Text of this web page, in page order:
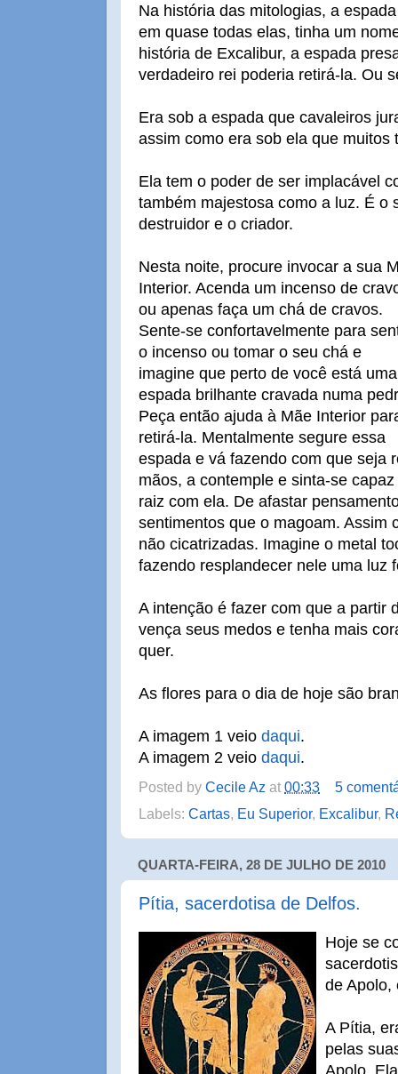
Na história das mitologias, a
em quase todas elas, tinha um
história de Excalibur, a espada
verdadeiro rei poderia retirá-la. Ou
Era sob a espada que cavaleiros
assim como era sob ela que muitos
Ela tem o poder de ser implacável
também majestosa como a luz. É o
destruidor e o criador.
Nesta noite, procure invocar a sua
Interior. Acenda um incenso de
ou apenas faça um chá de cravos.
Sente-se confortavelmente para
o incenso ou tomar o seu chá e
imagine que perto de você está uma
espada brilhante cravada numa
Peça então ajuda à Mãe Interior
retirá-la. Mentalmente segure essa
espada e vá fazendo com que seja
mãos, a contemple e sinta-se
raiz com ela. De afastar
sentimentos que o magoam. Assim
não cicatrizadas. Imagine o metal
fazendo resplandecer nele uma luz
A intenção é fazer com que a partir
vença seus medos e tenha mais
quer.
As flores para o dia de hoje são
A imagem 1 veio daqui.
A imagem 2 veio daqui.
Posted by Cecile Az at 00:33
5
Labels: Cartas, Eu Superior, Excalibur,
QUARTA-FEIRA, 28 DE JULHO DE 2010
Pítia, sacerdotisa de Delfos.
Hoje se
de Apolo,
A Pítia,
pelas
Apolo.